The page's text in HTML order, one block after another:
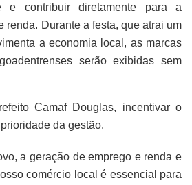
e contribuir diretamente para a
renda. Durante a festa, que atrai um
a economia local, as marcas
serão exibidas sem
Camaf Douglas, incentivar o
da gestão.
a geração de emprego e renda e
comércio local é essencial para